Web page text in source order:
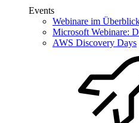
Events
Webinare im
Microsoft Webinare:
AWS Discovery Days